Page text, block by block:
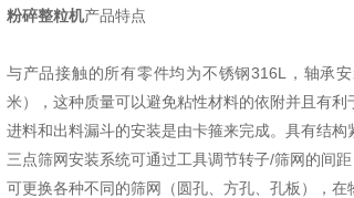
粉碎整粒机产品特点
与产品接触的所有零件均为不锈钢316L，轴承
米），这种质量可以避免粘性材料的依附并且有利
进料和出料漏斗的安装是由卡箍来完成。具有结构
三点筛网安装系统可通过工具调节转子/筛网的间距
可更换各种不同的筛网（圆孔、方孔、孔板），在